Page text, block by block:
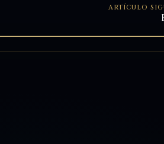
ARTÍCULO